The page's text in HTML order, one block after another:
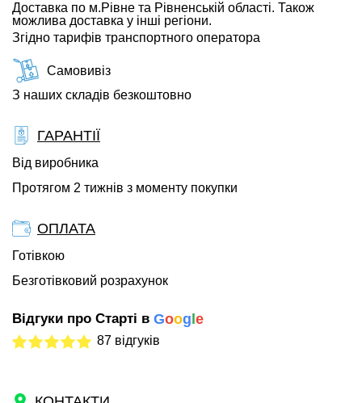
Доставка по м.Рівне та Рівненській області. Також
можлива доставка у інші регіони.
Згідно тарифів транспортного оператора
Самовивіз
З наших складів безкоштовно
ГАРАНТІЇ
Від виробника
Протягом 2 тижнів з моменту покупки
ОПЛАТА
Готівкою
Безготівковий розрахунок
Відгуки про Старті в Goog e
87 відгуків